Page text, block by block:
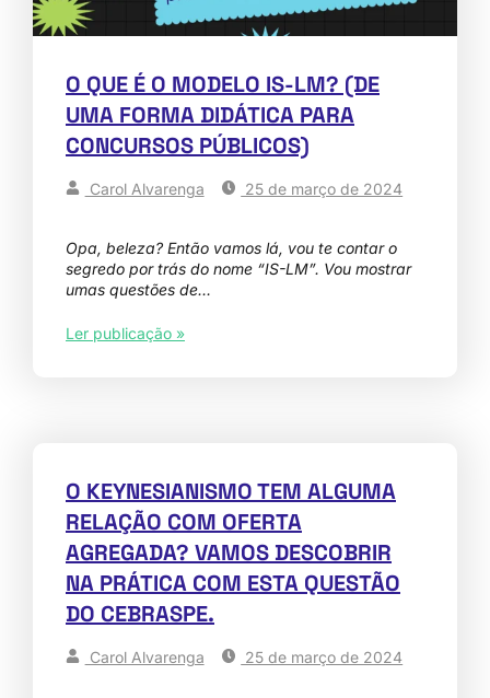
O QUE É O MODELO IS-LM? (DE
UMA FORMA DIDÁTICA PARA
CONCURSOS PÚBLICOS)
Carol Alvarenga 25 de março de 2024
Opa, beleza? Então vamos lá, vou te contar o
segredo por trás do nome “IS-LM”. Vou mostrar
umas questões de…
Ler publicação »
O KEYNESIANISMO TEM ALGUMA
RELAÇÃO COM OFERTA
AGREGADA? VAMOS DESCOBRIR
NA PRÁTICA COM ESTA QUESTÃO
DO CEBRASPE.
Carol Alvarenga 25 de março de 2024